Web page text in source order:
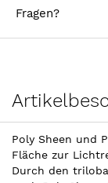
Fragen?
Poly Sheen und
Fläche zur
Durch den